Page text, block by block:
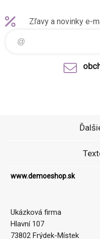
Zľavy a novinky e-
www.demoeshop.sk
Ukázková firma
Hlavní 107
73802 Frýdek-Místek